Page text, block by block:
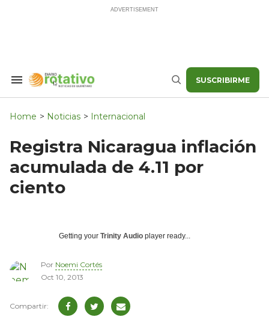
Search
Navigation
Buscar SUSCRIBIRME
Home > Noticias > Internacional
Registra Nicaragua inflación
acumulada de 4.11 por
ciento
Getting your Trinity Audio player ready...
Por Noemi Cortés
Oct 10, 2013